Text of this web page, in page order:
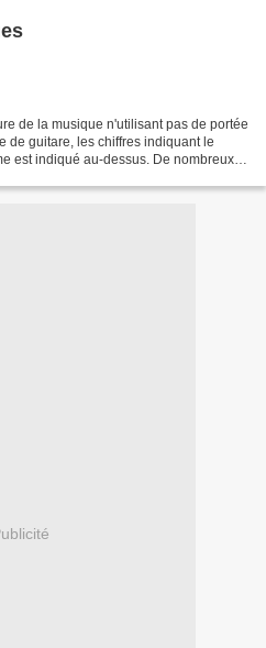
de la musique n'utilisant pas de portée
de guitare, les chiffres indiquant le
est indiqué au-dessus. De nombreux